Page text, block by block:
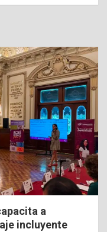
a
incluyente